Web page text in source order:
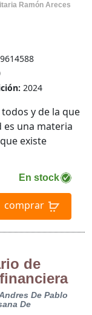
Ramón Areces
2024
En stock
comprar
y de la que
una materia
existe
de
De Pablo
De